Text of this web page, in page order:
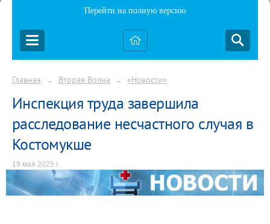
Перейти на полную версию
Главная → Вторая Волна → «Новости»
Инспекция труда завершила
расследование несчастного случая в
Костомукше
19 мая 2025 г.